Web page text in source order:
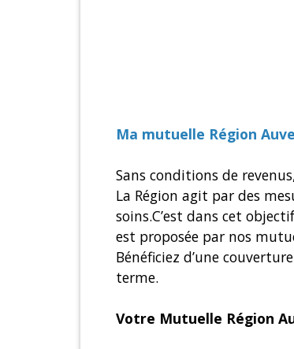
Ma mutuelle Région
Sans conditions de
La Région agit par des
soins.C’est dans cet
est proposée par nos
Bénéficiez d’une
terme.
Votre Mutuelle Région